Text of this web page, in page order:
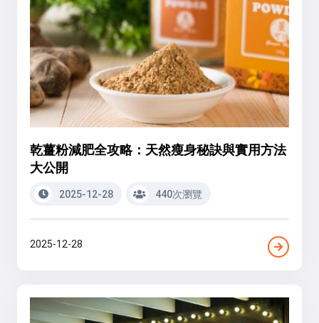
乾薑粉減肥全攻略：天然瘦身秘訣與實用方法
大公開
2025-12-28 440次瀏覽
2025-12-28